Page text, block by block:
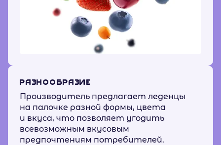
РАЗНООБРАЗИЕ
Производитель предлагает леденцы
на палочке разной формы, цвета
и вкуса, что позволяет угодить
всевозможным вкусовым
предпочтениям потребителей.